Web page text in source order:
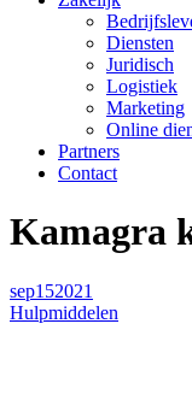
Diensten
Juridisch
Logistiek
Marketing
Online
Partners
Contact
Kamagra
sep152021
Hulpmiddelen